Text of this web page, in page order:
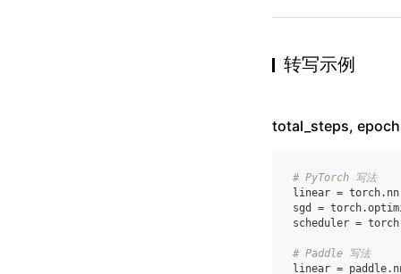
转写示例
total_steps,
# PyTorch 写法
linear = torch. nn
sgd
= torch.
scheduler = torch
# Paddle 写法
linear = paddle.